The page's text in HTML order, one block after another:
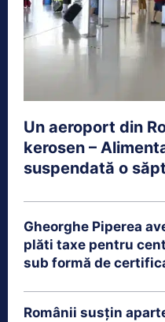
Un aeroport din
kerosen –
suspendată o
Gheorghe Piperea
plăti taxe pentru
sub formă de
Românii susțin